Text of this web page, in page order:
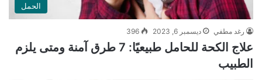
الحمل
رغد مطفي ديسمبر 6, 2023 396
علاج الكحة للحامل طبيعيًا: 7 طرق آمنة ومتى يلزم
الطبيب